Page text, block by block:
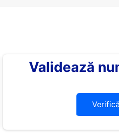
Validează
Verifică